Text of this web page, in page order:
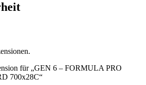
für „GEN 6 – FORMULA PRO
700x28C“